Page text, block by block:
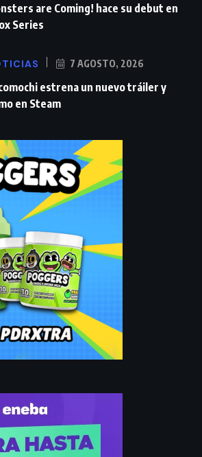
are Coming! hace su debut en
Series
7 AGOSTO, 2026
estrena un nuevo tráiler y
en Steam